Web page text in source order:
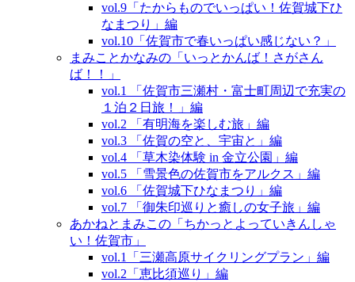
vol.9「たからものでいっぱい！佐賀城下ひ
なまつり」編
vol.10「佐賀市で春いっぱい感じない？」
まみことかなみの「いっとかんば！さがさん
ば！！」
vol.1 「佐賀市三瀬村・富士町周辺で充実の
１泊２日旅！」編
vol.2 「有明海を楽しむ旅」編
vol.3 「佐賀の空と、宇宙と」編
vol.4 「草木染体験 in 金立公園」編
vol.5 「雪景色の佐賀市をアルクス」編
vol.6 「佐賀城下ひなまつり」編
vol.7 「御朱印巡りと癒しの女子旅」編
あかねとまみこの「ちかっとよっていきんしゃ
い！佐賀市」
vol.1「三瀬高原サイクリングプラン」編
vol.2「恵比須巡り」編